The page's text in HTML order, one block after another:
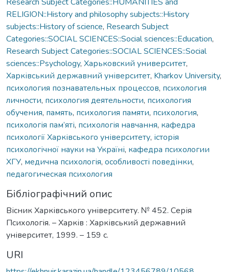
RELIGION::History and philosophy subjects::History
subjects::History of science, Research Subject
Categories::SOCIAL SCIENCES::Social sciences::Education,
Research Subject Categories::SOCIAL SCIENCES::Social
sciences::Psychology, Харьковский университет,
Харківський державний університет, Kharkov University,
психология познавательных процессов, психология
личности, психология деятельности, психология
обучения, память, психология памяти, психология,
психологія пам’яті, психологія навчання, кафедра
психології Харківського університету, історія
психологічної науки на Україні, кафедра психологии
ХГУ, медична психологія, особливості поведінки,
педагогическая психология
Бібліографічний опис
Вісник Харківського університету. № 452. Серія
Психологія. – Харків : Харківський державний
університет, 1999. – 159 с.
URI